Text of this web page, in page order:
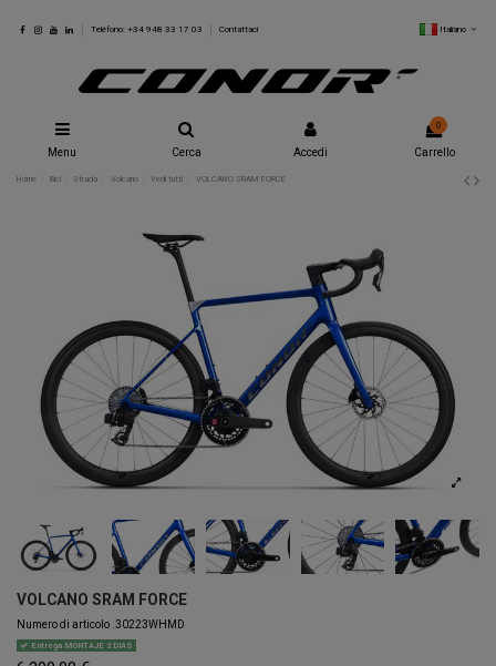
Teléfono: +34 948 33 17 03 Contattaci Italiano
Menu Cerca Accedi
0
Carrello
Home Bici Strada Volcano Vedi tutti VOLCANO SRAM FORCE
VOLCANO SRAM FORCE
Numero di articolo .30223WHMD
Entrega MONTAJE 2 DIAS